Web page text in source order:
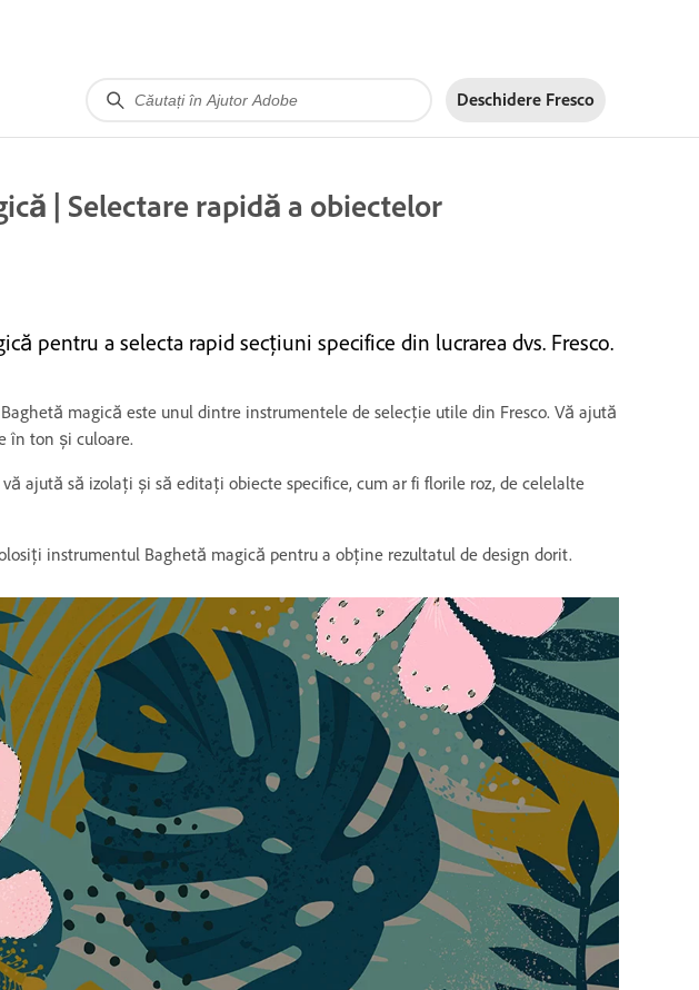
Deschidere Fresco
| Selectare rapidă a obiectelor
pentru a selecta rapid secțiuni specifice din lucrarea dvs. Fresco.
magică este unul dintre instrumentele de selecție utile din Fresco. Vă ajută
în ton și culoare.
ajută să izolați și să editați obiecte specifice, cum ar fi florile roz, de celelalte
instrumentul Baghetă magică pentru a obține rezultatul de design dorit.